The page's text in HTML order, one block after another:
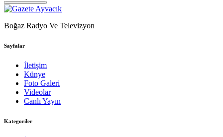
Boğaz Radyo Ve Televizyon
Sayfalar
İletişim
Künye
Foto Galeri
Videolar
Canlı Yayın
Kategoriler